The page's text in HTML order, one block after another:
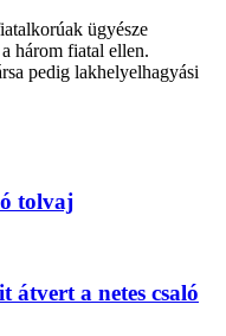
ügyésze
három fiatal ellen.
pedig lakhelyelhagyási
tolvaj
a netes csaló